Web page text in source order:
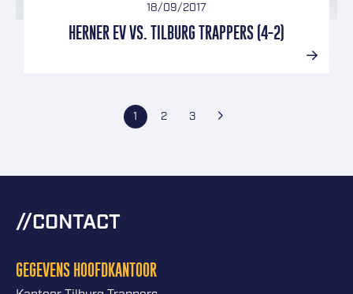
18/09/2017
HERNER EV VS. TILBURG TRAPPERS (4-2)
Pagina
1 Pagina
2 Pagina
3
CONTACT
GEGEVENS HOOFDKANTOOR